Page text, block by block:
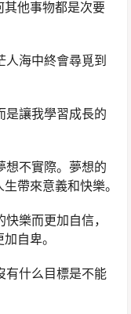
其他事物都是次要
海中終會尋覓到
讓我學習成長的
不實際。夢想的
帶來意義和快樂。
樂而更加自信，
自卑。
什么目標是不能